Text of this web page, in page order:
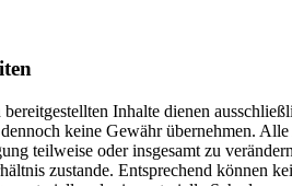
bereitgestellten Inhalte dienen
keine Gewähr übernehmen.
teilweise oder insgesamt zu
zustande. Entsprechend können